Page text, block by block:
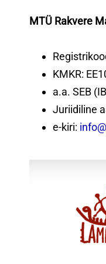
MTÜ Rakvere
KMKR:
a.a. SEB
Juriidiline
e-kiri: